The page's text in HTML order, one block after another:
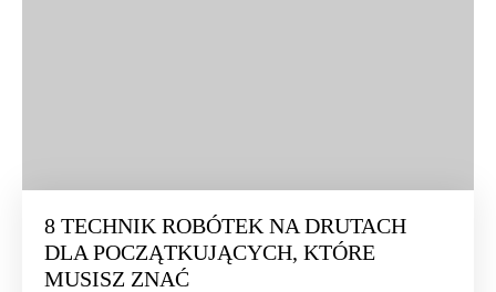
8 TECHNIK ROBÓTEK NA DRUTACH
DLA POCZĄTKUJĄCYCH, KTÓRE
MUSISZ ZNAĆ